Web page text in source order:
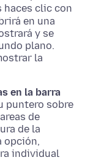
haces clic con
en una
y se
plano.
la
en la barra
puntero sobre
de
de la
opción,
individual